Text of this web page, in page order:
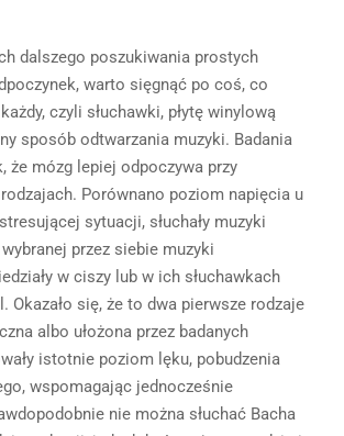
poszukiwania prostych
warto sięgnąć po coś, co
czyli słuchawki, płytę winylową
sposób odtwarzania muzyki. Badania
że mózg lepiej odpoczywa przy
Porównano poziom napięcia u
sytuacji, słuchały muzyki
przez siebie muzyki
w ciszy lub w ich słuchawkach
Okazało się, że to dwa pierwsze rodzaje
albo ułożona przez badanych
istotnie poziom lęku, pobudzenia
wspomagając jednocześnie
nie można słuchać Bacha